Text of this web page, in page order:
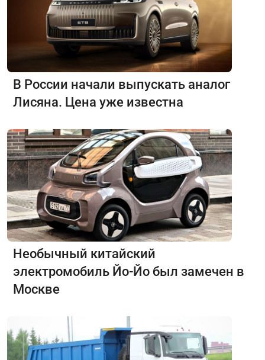
В России начали выпускать аналог
Лисяна. Цена уже известна
Необычный китайский
электромобиль Йо-Йо был замечен в
Москве